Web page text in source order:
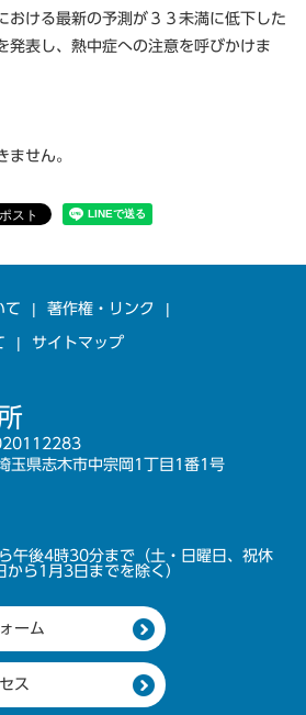
おける最新の予測が３３未満に低下した
発表し、熱中症への注意を呼びかけま
せん。
て 著作権・リンク
サイトマップ
県志木市中宗岡1丁目1番1号
午後4時30分まで（土・日曜日、祝休
ら1月3日までを除く）
ーム
ス